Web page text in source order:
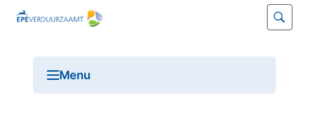
u
op
Open
Menu
Open
menu